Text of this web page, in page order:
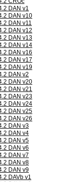
DAN v1
DAN v10
DAN v11
DAN v12
DAN v13
DAN v14
DAN v16
DAN v17
DAN v19
DAN v2
DAN v20
DAN v21
DAN v23
DAN v24
DAN v25
DAN v26
DAN v3
DAN v4
DAN v5
DAN v6
DAN v7
DAN v8
DAN v9
DAVb v1